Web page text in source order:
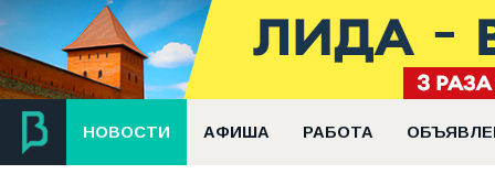
НОВОСТИ АФИША РАБОТА